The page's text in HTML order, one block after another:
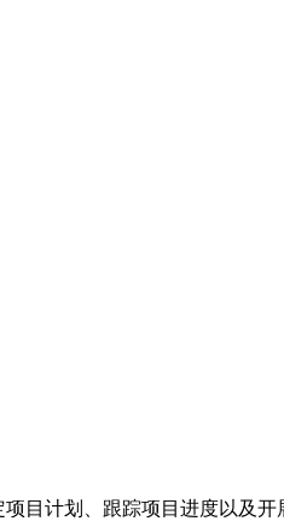
目计划、跟踪项目进度以及